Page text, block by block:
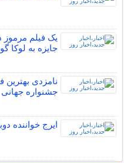
یک فیلم مرموز
جایزه به لوکا
جشنواره جهانی
ایرج خواننده